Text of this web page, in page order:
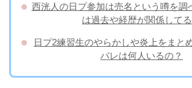
西洸人の日プ参加は売名という噂を調
は過去や経歴が関係してる
日プ2練習生のやらかしや炎上をまと
バレは何人いるの？